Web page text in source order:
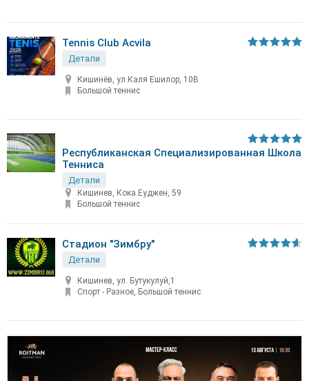
Tennis Club Acvila
Детали
Кишинёв, ул.Каля Ешилор, 10B
Большой теннис
Республиканская Специализированная Школа
Тенниса
Детали
Кишинев, Кока Еуджен, 59
Большой теннис
Стадион "Зимбру"
Детали
Кишинев, ул. Бутукулуй,1
Спорт - Разное, Большой теннис